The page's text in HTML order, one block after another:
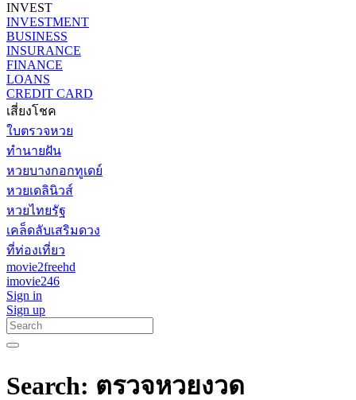
INVEST
INVESTMENT
BUSINESS
INSURANCE
FINANCE
LOANS
CREDIT CARD
เสี่ยงโชค
ใบตรวจหวย
ทำนายฝัน
หวยบางกอกทูเดย์
หวยเดลินิวส์
หวยไทยรัฐ
เคล็ดลับเสริมดวง
ที่ท่องเที่ยว
movie2freehd
imovie246
Sign in
Sign up
Search: ตรวจหวยงวด